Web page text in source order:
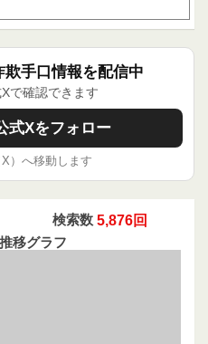
に電話に応答された方
きます。
手口情報を配信中
で確認できます
式Xをフォロー
）へ移動します
検索数 5,876回
移グラフ